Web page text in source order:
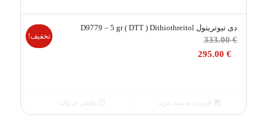
دی تیوتریتول D9779 – 5 gr ( DTT ) Dithiothreitol
333.00€
قیمت
اصلی295.00€
295.00 €
تخفیف!